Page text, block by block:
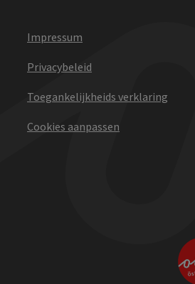
Impressum
Privacybeleid
Toegankelijkheids verklaring
Cookies aanpassen